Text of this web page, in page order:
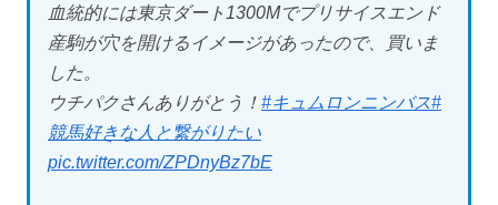
血統的には東京ダート1300Mでプリサイスエンド
産駒が穴を開けるイメージがあったので、買いま
した。
ウチパクさんありがとう！ #キュムロンニンバス#
競馬好きな人と繋がりたい
pic.twitter.com/ZPDnyBz7bE